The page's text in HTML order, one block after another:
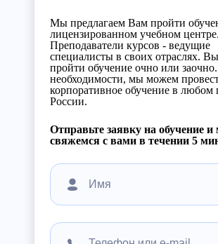
Мы предлагаем Вам пройти
лицензированном учебном центре.
Преподаватели курсов - ведущие
специалисты в своих отраслях.
пройти обучение очно или
необходимости, мы можем
корпоративное обучение в любом
России.
Отправьте заявку на обучение
свяжемся с вами в течении 5